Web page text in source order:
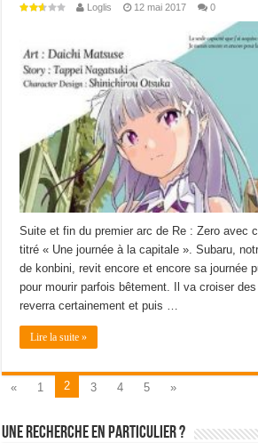
Loglis 12 mai 2017 0
Suite et fin du premier arc de Re : Zero avec
titré « Une journée à la capitale ». Subaru,
de konbini, revit encore et encore sa journée
pour mourir parfois bêtement. Il va croiser des
reverra certainement et puis …
Lire la suite »
« 1 2 3 4 5 »
Une recherche en particulier ?